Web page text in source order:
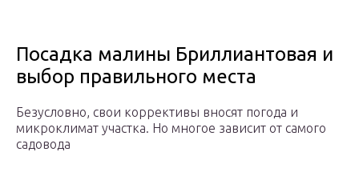
Посадка малины Бриллиантовая и
выбор правильного места
Безусловно, свои коррективы вносят погода и
микроклимат участка. Но многое зависит от самого
садовода